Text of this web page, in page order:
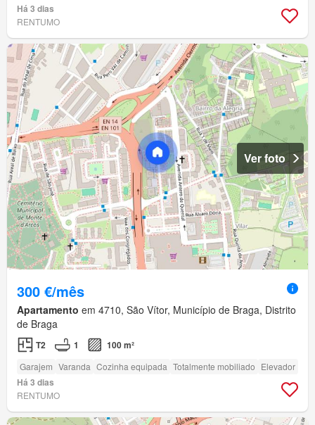
Há 3 dias
RENTUMO
Ver foto
300 €/mês
Apartamento em 4710, São Vítor, Município de Braga, Distrito
de Braga
T2 1 100 m²
Garajem Varanda Cozinha equipada Totalmente mobiliado Elevador
Há 3 dias
RENTUMO